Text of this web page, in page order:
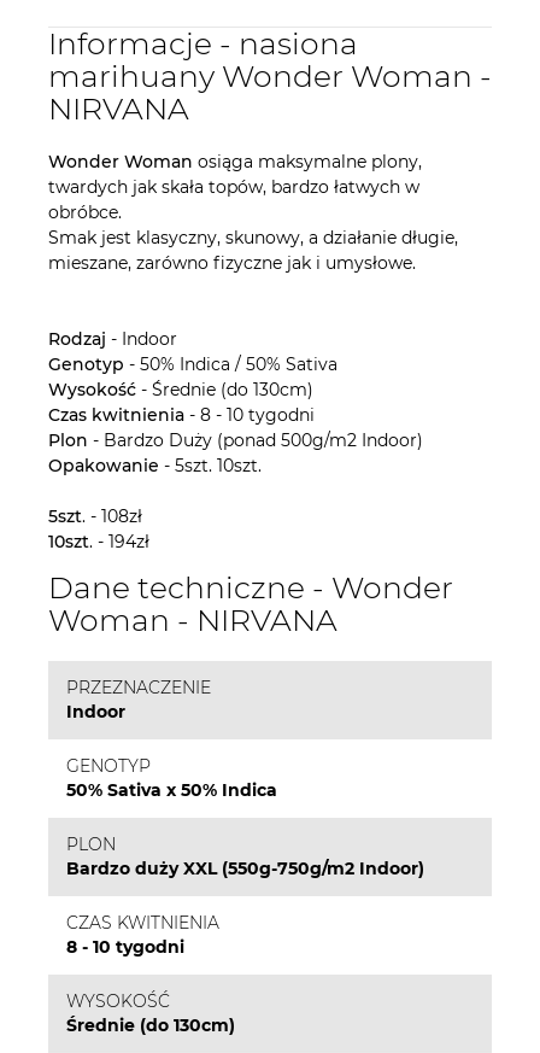
Informacje - nasiona
marihuany Wonder Woman -
NIRVANA
Wonder Woman osiąga maksymalne plony,
twardych jak skała topów, bardzo łatwych w
obróbce.
Smak jest klasyczny, skunowy, a działanie długie,
mieszane, zarówno fizyczne jak i umysłowe.
Rodzaj - Indoor
Genotyp - 50% Indica / 50% Sativa
Wysokość - Średnie (do 130cm)
Czas kwitnienia - 8 - 10 tygodni
Plon - Bardzo Duży (ponad 500g/m2 Indoor)
Opakowanie - 5szt. 10szt.
5szt. - 108zł
10szt. - 194zł
Dane techniczne - Wonder
Woman - NIRVANA
PRZEZNACZENIE
Indoor
GENOTYP
50% Sativa x 50% Indica
PLON
Bardzo duży XXL (550g-750g/m2 Indoor)
CZAS KWITNIENIA
8 - 10 tygodni
WYSOKOŚĆ
Średnie (do 130cm)